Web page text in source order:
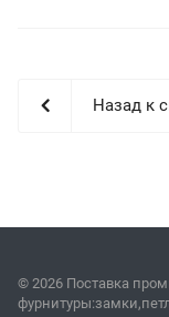
Назад к
© 2026 Поставка